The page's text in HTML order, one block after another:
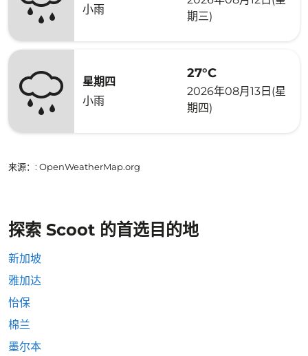
小雨
期三)
星期四
小雨
27°C
2026年08月13日(星
期四)
来源： : OpenWeatherMap.org
探索 Scoot 的首选目的地
新加坡
雅加达
怡保
棉兰
墨尔本